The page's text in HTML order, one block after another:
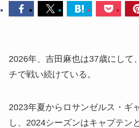
2026年、吉田麻也は37歳にして
チで戦い続けている。
2023年夏からロサンゼルス・ギ
し、2024シーズンはキャプテン